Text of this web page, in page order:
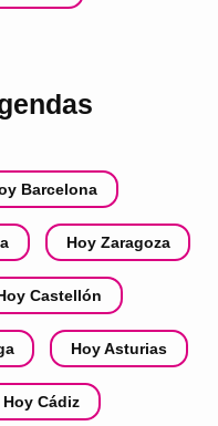
Barcelona
Hoy Zaragoza
Castellón
Hoy Asturias
Hoy Cádiz